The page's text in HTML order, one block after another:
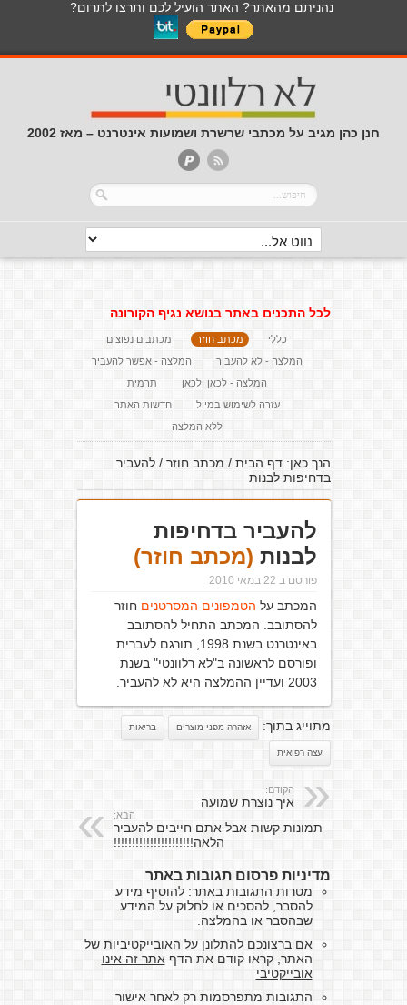
נהניתם מהאתר? האתר הועיל לכם ותרצו לתרום?
חנן כהן מגיב על מכתבי שרשרת ושמועות אינטרנט – מאז 2002
לכל התכנים באתר בנושא נגיף הקורונה
כללי מכתב חוזר
מכתבים נפוצים
המלצה - לא להעביר
המלצה - אפשר להעביר
המלצה - לכאן ולכאן
תרמית
עזרה לשימוש במייל
חדשות האתר
ללא המלצה
הנך כאן:דף הבית / מכתב חוזר /להעביר
בדחיפות לבנות
להעביר בדחיפות
לבנות (מכתב חוזר)
פורסם ב 22 במאי 2010
המכתב על הטמפונים המסרטנים חוזר
להסתובב. המכתב התחיל להסתובב
באינטרנט בשנת 1998, תורגם לעברית
ופורסם לראשונה ב"לא רלוונטי" בשנת
2003 ועדיין ההמלצה היא לא להעביר.
מתוייג בתוך: אזהרה מפני מוצרים בריאות
עצה רפואית
הקודם:
איך נוצרת שמועה
הבא:
תמונות קשות אבל אתם חייבים להעביר
הלאה!!!!!!!!!!!!!!!!!!!!!!
מדיניות פרסום תגובות באתר
מטרות התגובות באתר: להוסיף מידע
להסבר, להסכים או לחלוק על המידע
שבהסבר או בהמלצה.
אם ברצונכם להתלונן על האובייקטיביות של
האתר, קראו קודם את הדףאתר זה אינו
אובייקטיבי
התגובות מתפרסמות רק לאחר אישור